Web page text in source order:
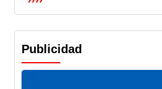
Publicidad